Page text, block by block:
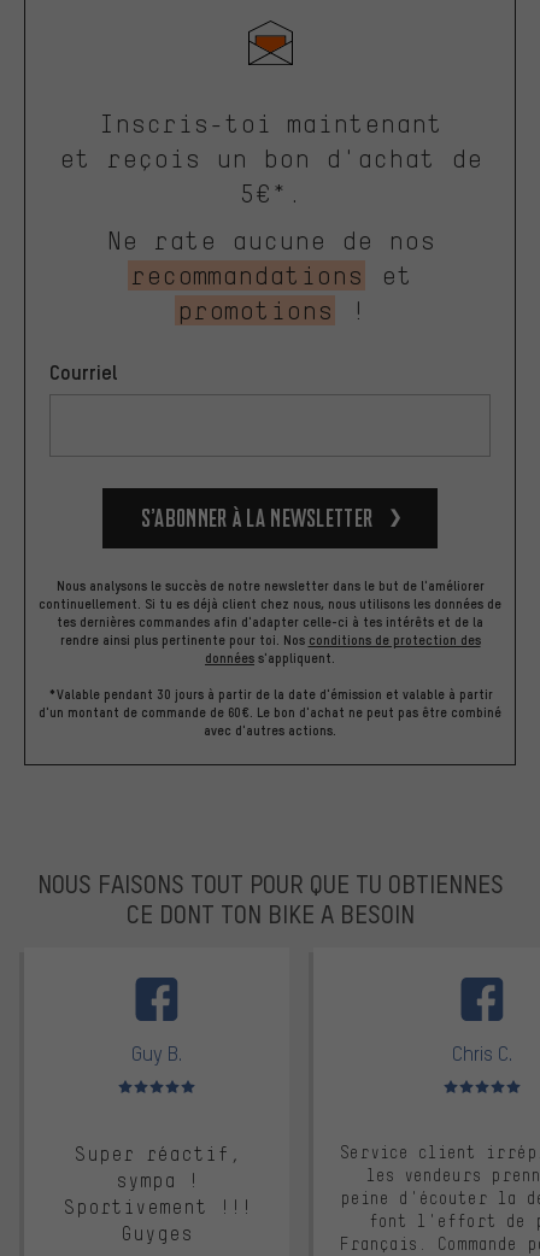
Inscris-toi maintenant
et reçois un bon d'achat de
5€*.
Ne rate aucune de nos
recommandations
et
promotions
!
Courriel
S’abonner à la newsletter
Nous analysons le succès de notre newsletter dans le but de l'améliorer
continuellement. Si tu es déjà client chez nous, nous utilisons les données de
tes dernières commandes afin d'adapter celle-ci à tes intérêts et de la
rendre ainsi plus pertinente pour toi. Nos conditions de protection des
données s'appliquent.
*Valable pendant 30 jours à partir de la date d'émission et valable à partir
d'un montant de commande de 60€. Le bon d'achat ne peut pas être combiné
avec d'autres actions.
NOUS FAISONS TOUT POUR QUE TU OBTIENNES
CE DONT TON BIKE A BESOIN
Guy B.
Note moyenne : 5 sur 5
Super réactif,
sympa !
Sportivement !!!
Guyges
Chris C.
Note moyenne :
Service client
les vendeurs
peine d'écouter la
font l'effort de
Français. Commande